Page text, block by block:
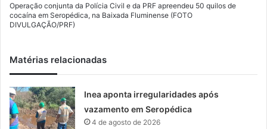
Operação conjunta da Polícia Civil e da PRF apreendeu 50 quilos de
cocaína em Seropédica, na Baixada Fluminense (FOTO
DIVULGAÇÃO/PRF)
Matérias relacionadas
Inea aponta irregularidades após
vazamento em Seropédica
4 de agosto de 2026